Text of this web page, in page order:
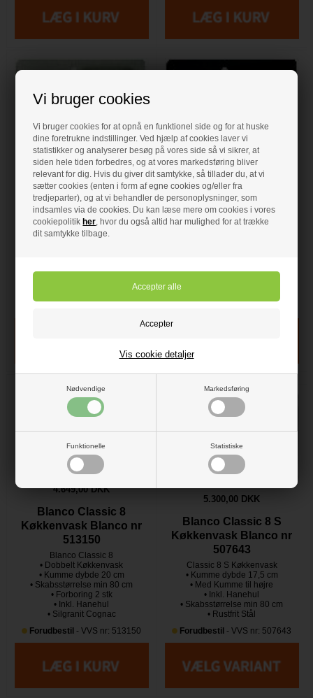
Vi bruger cookies
Vi bruger cookies for at opnå en funktionel side og for at huske
dine foretrukne indstillinger. Ved hjælp af cookies laver vi
statistikker og analyserer besøg på vores side så vi sikrer, at
siden hele tiden forbedres, og at vores markedsføring bliver
relevant for dig. Hvis du giver dit samtykke, så tillader du, at vi
sætter cookies (enten i form af egne cookies og/eller fra
tredjeparter), og at vi behandler de personoplysninger, som
indsamles via de cookies. Du kan læse mere om cookies i vores
cookiepolitik her, hvor du også altid har mulighed for at trække
dit samtykke tilbage.
Nødvendige Markedsføring
Funktionelle Statistiske
Vis cookie detaljer
4.649,00 DKK
Blanco Classic 8
Køkkenvask Blanco nr
510171
Blanco Classic 8
• Dobbelt Køkkenvask
• Forboring 2 stk
4.649,00 DKK
Blanco Classic 8
Køkkenvask Blanco nr
510431
• Forboring 2 stk
4.649,00 DKK
Blanco Classic 8
Køkkenvask Blanco nr
513150
Blanco Classic 8
• Dobbelt Køkkenvask
• Kumme dybde 20 cm
• Skabsstørrelse min 80 cm
• Forboring 2 stk
• Inkl. Hanehul
• Silgranit Cognac
Forudbestil - VVS nr: 513150
5.300,00 DKK
Blanco Classic 8 S
Køkkenvask Blanco nr
507643
Classic 8 S Køkkenvask
• Kumme dybde 17,5 cm
• Med Kumme til højre
• Inkl. Hanehul
• Skabsstørrelse min 80 cm
• Rustfrit Stål
Forudbestil - VVS nr: 507643